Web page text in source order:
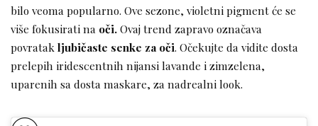
bilo veoma popularno. Ove sezone, violetni pigment će se
više fokusirati na oči.Ovaj trend zapravo označava
povratak ljubičaste senke za oči. Očekujte da vidite dosta
prelepih iridescentnih nijansi lavande i zimzelena,
uparenih sa dosta maskare, za nadrealni look.